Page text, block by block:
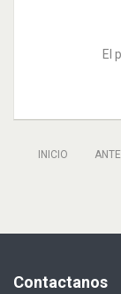
El
INICIO
Contactanos